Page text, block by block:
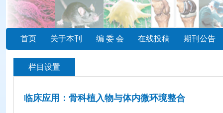
首页 关于本刊 编 委 会 在线投稿 期刊公告
栏目设置
临床应用：骨科植入物与体内微环境整合